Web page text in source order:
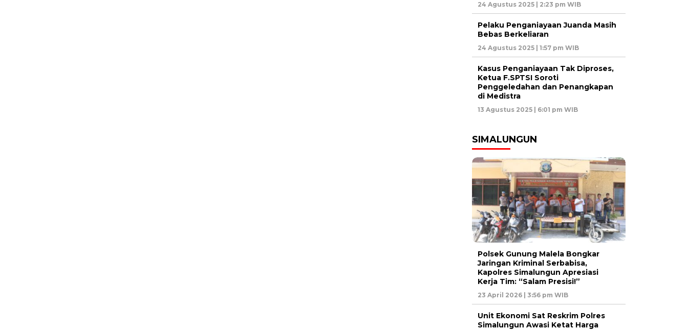
24 Agustus 2025 | 2:23 pm WIB
Pelaku Penganiayaan Juanda Masih
Bebas Berkeliaran
24 Agustus 2025 | 1:57 pm WIB
Kasus Penganiayaan Tak Diproses,
Ketua F.SPTSI Soroti
Penggeledahan dan Penangkapan
di Medistra
13 Agustus 2025 | 6:01 pm WIB
SIMALUNGUN
Polsek Gunung Malela Bongkar
Jaringan Kriminal Serbabisa,
Kapolres Simalungun Apresiasi
Kerja Tim: “Salam Presisi!”
23 April 2026 | 3:56 pm WIB
Unit Ekonomi Sat Reskrim Polres
Simalungun Awasi Ketat Harga